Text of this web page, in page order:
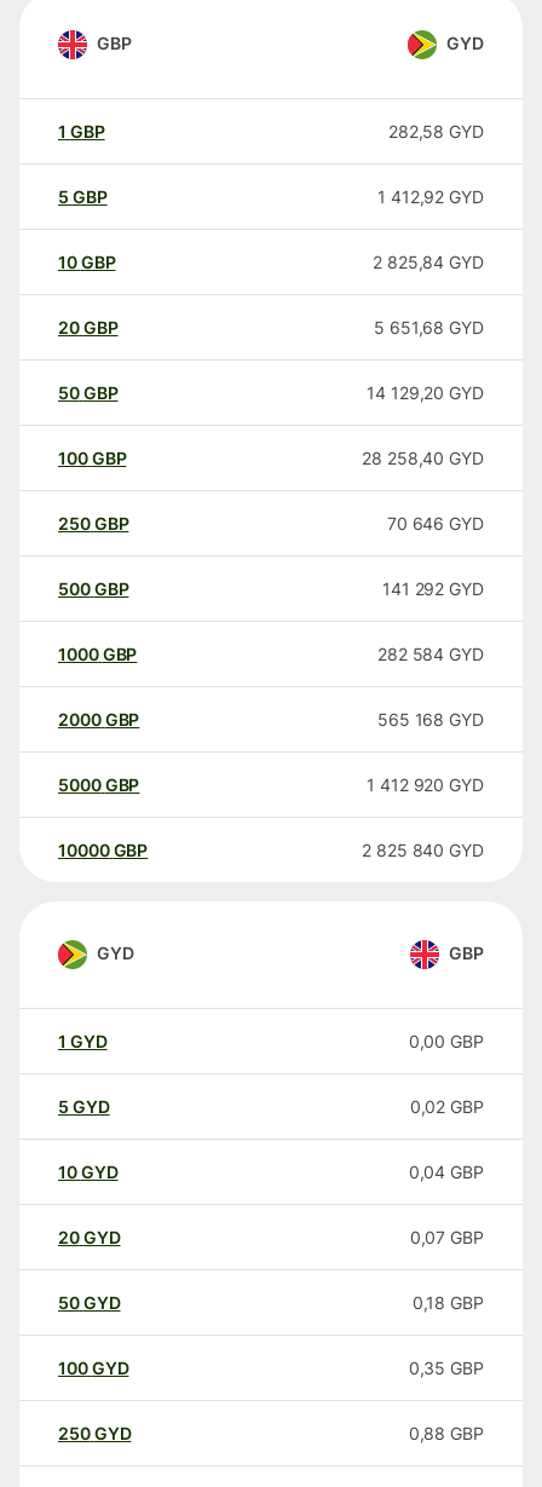
GBP GYD
1 GBP 282,58 GYD
5 GBP 1 412,92 GYD
10GBP 2 825,84 GYD
20GBP 5 651,68 GYD
50GBP 14 129,20 GYD
100GBP 28 258,40 GYD
250GBP 70 646 GYD
500GBP 141 292 GYD
1000GBP 282 584 GYD
2000GBP 565 168 GYD
5000GBP 1 412 920 GYD
10000 GBP 2 825 840 GYD
GYD GBP
1 GYD 0,00 GBP
5 GYD 0,02 GBP
10GYD 0,04 GBP
20GYD 0,07 GBP
50GYD 0,18 GBP
100GYD 0,35 GBP
250GYD 0,88 GBP